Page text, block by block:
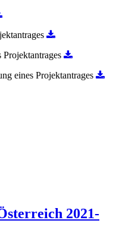
eines Projektantrages
2021-